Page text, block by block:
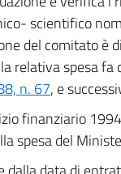
scientifico
del comitato è
relativa spesa
n. 67, e
finanziario
spesa del